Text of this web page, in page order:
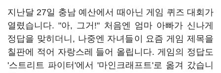
지난달 27일 충남 예산에서 때아닌 게임 퀴즈 대회가
열렸습니다. "아, 그거!" 처음엔 엄마 아빠가 신나게
정답을 맞히더니, 나중엔 자녀들이 요즘 게임 제목을
칠판에 적어 자랑스레 들어 올립니다. 게임의 정답도
'스트리트 파이터'에서 '마인크래프트'로 옮겨 갔습니